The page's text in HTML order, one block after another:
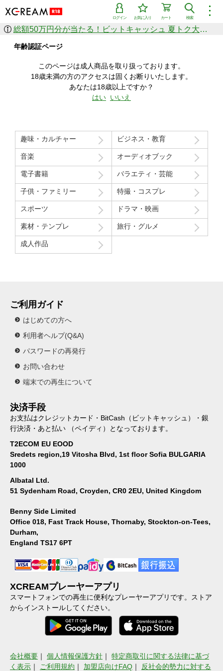
︙
検索
カート
お気に入り
ログイン
作品を探す
ジャンル
シリーズ
人気のセール中商品
新着セール中商品
すべての作品から探す
価格の安い順
価格の高い順
月間ランキング
年間ランキング
総額50万円分が当たる！ビットキャッシュ 夏トク大感謝祭
年齢認証ページ
このページは成人商品を取り扱っております。
18歳未満の方のアクセスは固くお断りいたします。
あなたは18歳以上ですか？
はい いいえ
趣味・カルチャー ビジネス・教育
音楽 オーディオブック
電子書籍 バラエティ・芸能
子供・ファミリー 特撮・コスプレ
スポーツ ドラマ・映画
素材・テンプレ 旅行・グルメ
成人作品
ご利用ガイド
はじめての方へ
利用者ヘルプ(Q&A)
パスワードの再発行
お問い合わせ
端末での再生について
決済手段
お支払はクレジットカード・BitCash（ビットキャッシュ）・銀
行決済・あと払い （ペイディ）となっております。
T2ECOM EU EOOD
Sredets region,19 Vitosha Blvd, 1st floor Sofia BULGARIA
1000
Albatal Ltd.
51 Sydenham Road, Croyden, CR0 2EU, United Kingdom
Benny Side Limited
Office 018, Fast Track House, Thornaby, Stockton-on-Tees,
Durham,
England TS17 6PT
XCREAMプレーヤーアプリ
スマートフォンでの再生に便利なプレーヤーアプリです。ストア
からインストールしてください。
会社概要 ｜ 個人情報保護方針 ｜ 特定商取引に関する法律に基づ
く表示 ｜ ご利用規約 ｜ 加盟店向けFAQ ｜ 反社会的勢力に対する